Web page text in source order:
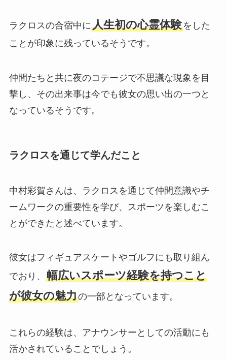
ラクロスの合宿中に人生初の心霊体験をした
ことが印象に残っているそうです。
仲間たちと共に夜のコテージで不思議な現象を目
撃し、その出来事は今でも彼女の思い出の一つと
なっているそうです。
ラクロスを通じて学んだこと
中村彩賀さんは、ラクロスを通じて仲間意識やチ
ームワークの重要性を学び、スポーツを楽しむこ
とができたと述べています。
彼女はフィギュアスケートやゴルフにも取り組ん
でおり、 幅広いスポーツ経験を持つこと
が彼女の魅力の一部となっています。
これらの経験は、アナウンサーとしての活動にも
活かされていることでしょう。